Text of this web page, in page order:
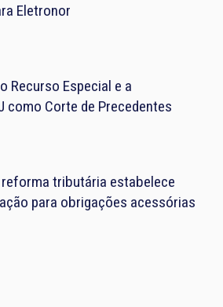
Eletronor
Recurso Especial e a
como Corte de Precedentes
reforma tributária estabelece
para obrigações acessórias